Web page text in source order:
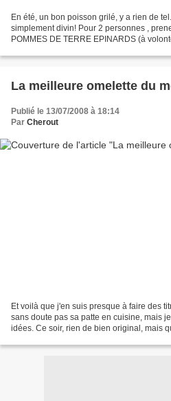
En été, un bon poisson grilé, y a rien de
simplement divin! Pour 2 personnes ,
POMMES DE TERRE EPINARDS (à
La meilleure omelette du
Publié le 13/07/2008 à 18:14
Par Cherout
Et voilà que j'en suis presque à faire des
sans doute pas sa patte en cuisine, mais
idées. Ce soir, rien de bien original, mais